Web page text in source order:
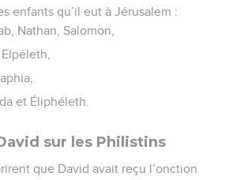
enfants qu’il eut à Jérusalem :
Nathan, Salomon,
et Éliphéleth.
sur les Philistins
que David avait reçu l’onction